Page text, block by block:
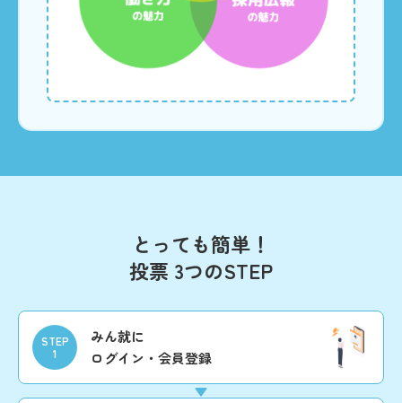
とっても簡単！
投票 3つのSTEP
STEP
1
みん就に
ログイン・会員登録